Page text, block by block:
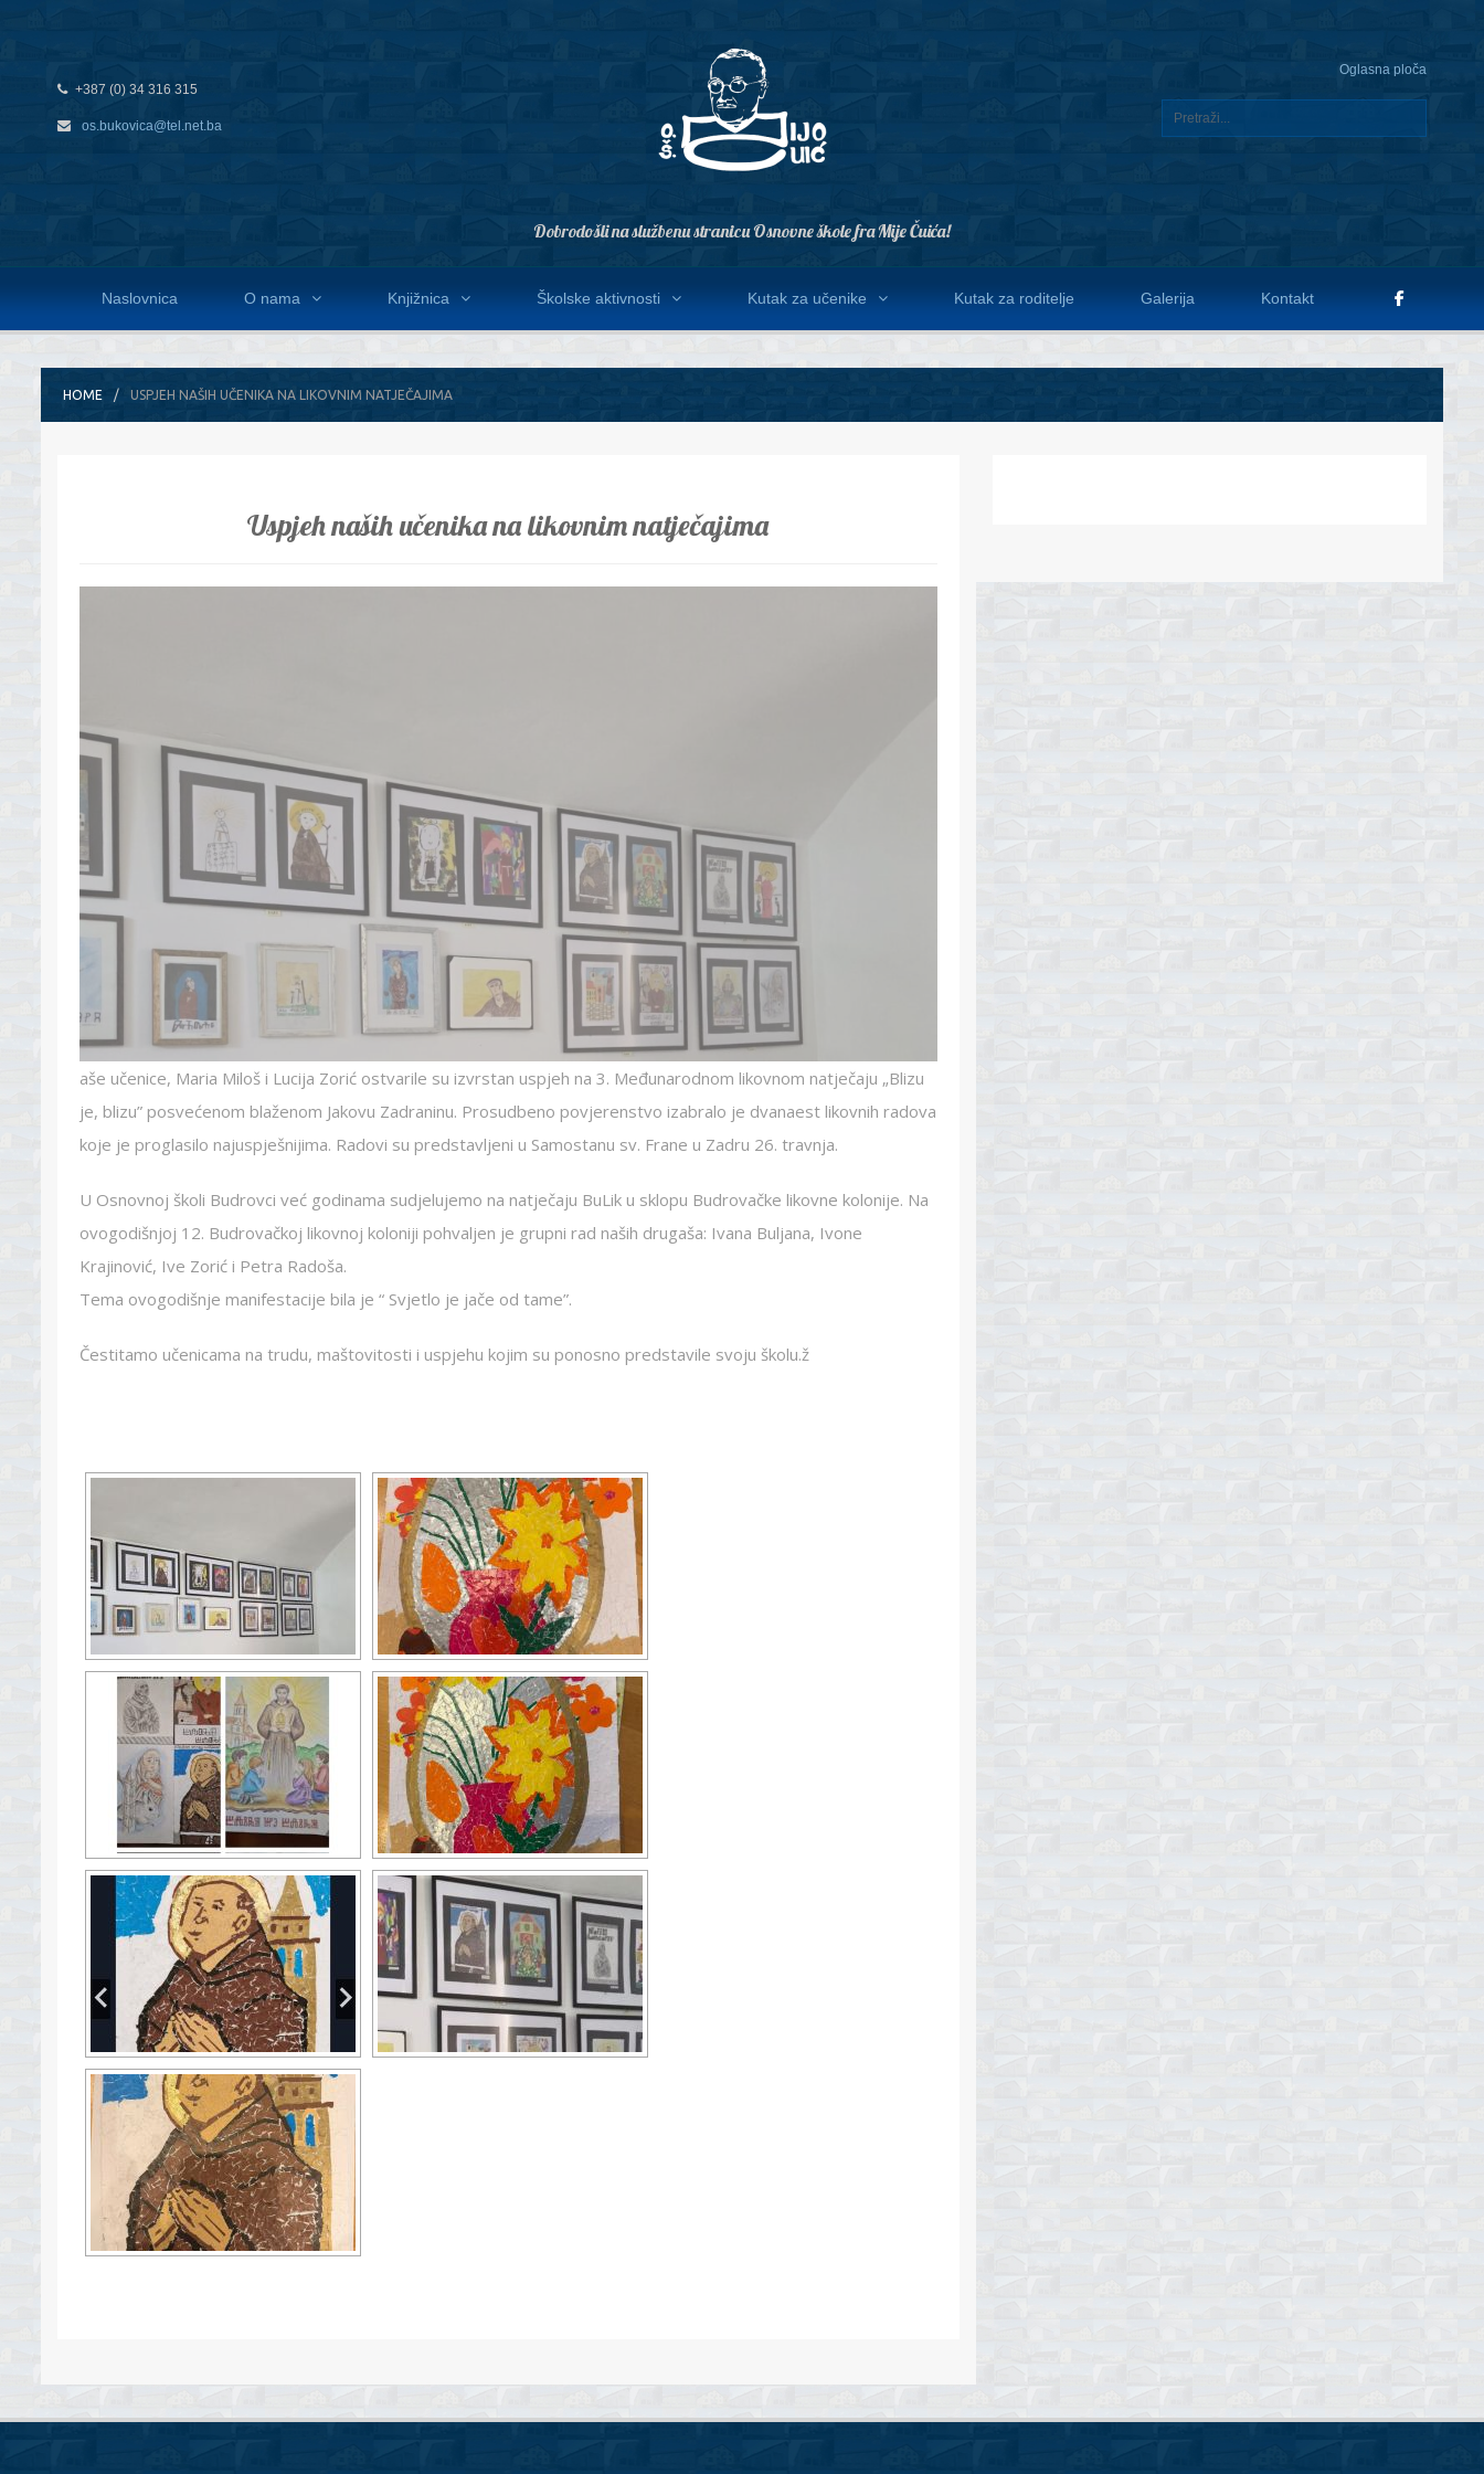
+387 (0) 34 316 315
os.bukovica@tel.net.ba
Oglasna ploča
Dobrodošli na službenu stranicu Osnovne škole fra Mije Čuića!
Naslovnica O nama Knjižnica Školske aktivnosti Kutak za učenike Kutak za roditelje Galerija Kontakt
HOME USPJEH NAŠIH UČENIKA NA LIKOVNIM NATJEČAJIMA
Uspjeh naših učenika na likovnim natječajima
aše učenice, Maria Miloš i Lucija Zorić ostvarile su izvrstan uspjeh na 3. Međunarodnom likovnom natječaju „Blizu
je, blizu” posvećenom blaženom Jakovu Zadraninu. Prosudbeno povjerenstvo izabralo je dvanaest likovnih radova
koje je proglasilo najuspješnijima. Radovi su predstavljeni u Samostanu sv. Frane u Zadru 26. travnja.
U Osnovnoj školi Budrovci već godinama sudjelujemo na natječaju BuLik u sklopu Budrovačke likovne kolonije. Na
ovogodišnjoj 12. Budrovačkoj likovnoj koloniji pohvaljen je grupni rad naših drugaša: Ivana Buljana, Ivone
Krajinović, Ive Zorić i Petra Radoša.
Tema ovogodišnje manifestacije bila je “ Svjetlo je jače od tame”.
Čestitamo učenicama na trudu, maštovitosti i uspjehu kojim su ponosno predstavile svoju školu.ž